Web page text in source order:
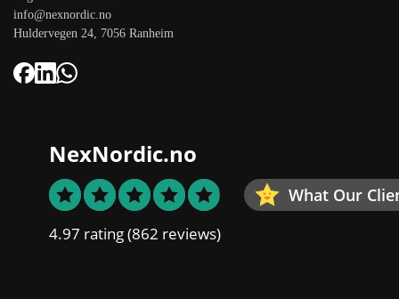
info@nexnordic.no
Huldervegen 24, 7056 Ranheim
NexNordic.no
What Our
4.97 rating(862 reviews)